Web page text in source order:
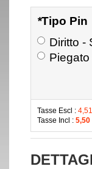
*Tipo Pin
Diritto -
Tasse Escl :
Tasse Incl : 5,50